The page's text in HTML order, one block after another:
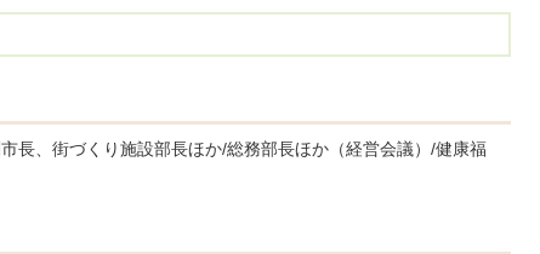
長、街づくり施設部長ほか/総務部長ほか（経営会議）/健康福